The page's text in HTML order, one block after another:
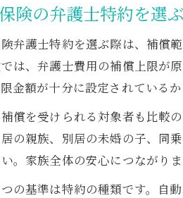
れる事例と対象となるトラブル
件での弁護士費用について知
で広がる補償範囲を紹介
弁護士特約の魅力
士特約を使うメリットとは
交渉を有利に進める方法
負担を軽減する理由
護士特約利用の実態と対策
険の弁護士特約を選
弁護士特約を選ぶ際は、補償
は、弁護士費用の補償上限が
金額が十分に設定されている
償を受けられる対象者も比較
の親族、別居の未婚の子、同
。家族全体の安心につながりま
の基準は特約の種類です。自